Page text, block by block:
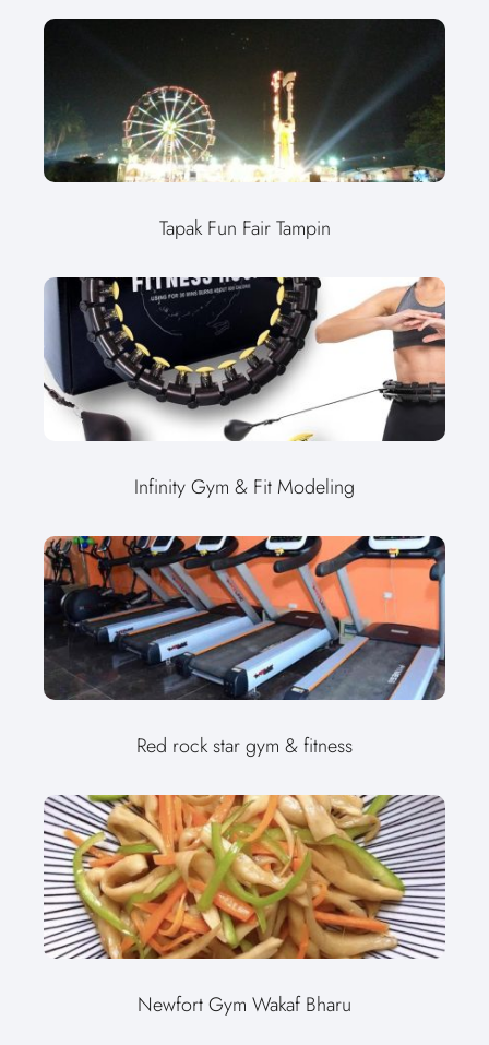
Tapak Fun Fair Tampin
Infinity Gym & Fit Modeling
Red rock star gym & fitness
Newfort Gym Wakaf Bharu